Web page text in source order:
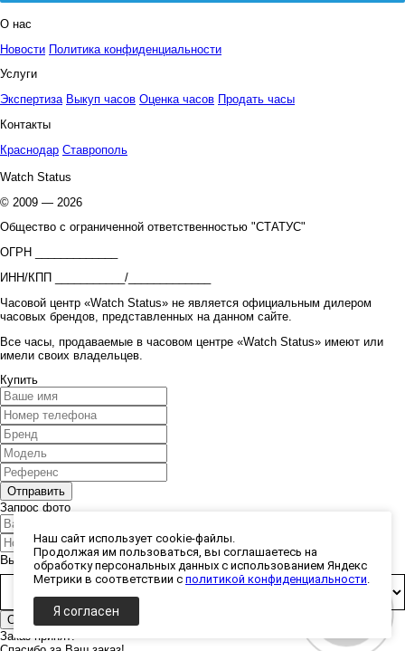
О нас
Новости Политика конфиденциальности
Услуги
Экспертиза Выкуп часов Оценка часов Продать часы
Контакты
Краснодар Ставрополь
Watch Status
© 2009 — 2026
Общество с ограниченной ответственностью "СТАТУС"
ОГРН _____________
ИНН/КПП ___________/_____________
Часовой центр «Watch Status» не является официальным дилером
часовых брендов, представленных на данном сайте.
Все часы, продаваемые в часовом центре «Watch Status» имеют или
имели своих владельцев.
Купить
Запрос фото
Выберите способ получения фото:
Заказ принят!
Наш сайт использует cookie-файлы.
Продолжая им пользоваться, вы соглашаетесь на
обработку персональных данных с использованием Яндекс
Метрики в соответствии с политикой конфиденциальности.
Я согласен